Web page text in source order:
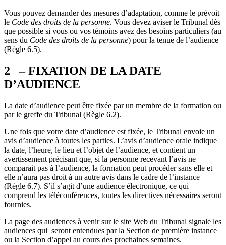
Vous pouvez demander des mesures d’adaptation, comme le prévoit
le Code des droits de la personne. Vous devez aviser le Tribunal dès
que possible si vous ou vos témoins avez des besoins particuliers (au
sens du Code des droits de la personne) pour la tenue de l’audience
(Règle 6.5).
2 – FIXATION DE LA DATE
D’AUDIENCE
La date d’audience peut être fixée par un membre de la formation ou
par le greffe du Tribunal (Règle 6.2).
Une fois que votre date d’audience est fixée, le Tribunal envoie un
avis d’audience à toutes les parties. L’avis d’audience orale indique
la date, l’heure, le lieu et l’objet de l’audience, et contient un
avertissement précisant que, si la personne recevant l’avis ne
comparait pas à l’audience, la formation peut procéder sans elle et
elle n’aura pas droit à un autre avis dans le cadre de l’instance
(Règle 6.7). S’il s’agit d’une audience électronique, ce qui
comprend les téléconférences, toutes les directives nécessaires seront
fournies.
La page des audiences à venir sur le site Web du Tribunal signale les
audiences qui seront entendues par la Section de première instance
ou la Section d’appel au cours des prochaines semaines.